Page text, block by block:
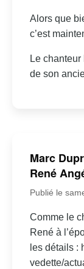
Alors que
c’est
Le
de son
Marc
René
Publié le
Comme le
René à
les détails :
vedette/